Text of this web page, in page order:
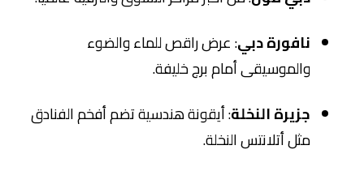
نافورة دبي: عرض راقص للماء والضوء
والموسيقى أمام برج خليفة.
جزيرة النخلة: أيقونة هندسية تضم أفخم الفنادق
مثل أتلانتس النخلة.